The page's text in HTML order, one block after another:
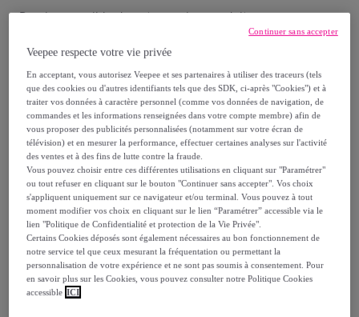
Reprise possible de votre ancien produit,
voir les conditions.
Vendu parsweeek
Livraison
Livraison offerte par la marque
Livraison estimée: entre le21/08et le24/08
Veepee respecte votre vie privée
En acceptant, vous autorisez Veepee et ses partenaires à utiliser des traceurs (tels
que des cookies ou d'autres identifiants tels que des SDK, ci-après "Cookies") et à
traiter vos données à caractère personnel (comme vos données de navigation, de
commandes et les informations renseignées dans votre compte membre) afin de
vous proposer des publicités personnalisées (notamment sur votre écran de
télévision) et en mesurer la performance, effectuer certaines analyses sur l'activité
des ventes et à des fins de lutte contre la fraude.
Vous pouvez choisir entre ces différentes utilisations en cliquant sur "Paramétrer"
ou tout refuser en cliquant sur le bouton "Continuer sans accepter". Vos choix
s'appliquent uniquement sur ce navigateur et/ou terminal. Vous pouvez à tout
moment modifier vos choix en cliquant sur le lien “Paramétrer” accessible via le
lien "Politique de Confidentialité et protection de la Vie Privée".
Certains Cookies déposés sont également nécessaires au bon fonctionnement de
notre service tel que ceux mesurant la fréquentation ou permettant la
personnalisation de votre expérience et ne sont pas soumis à consentement. Pour
en savoir plus sur les Cookies, vous pouvez consulter notre Politique Cookies
accessible ICI
Continuer sans accepter